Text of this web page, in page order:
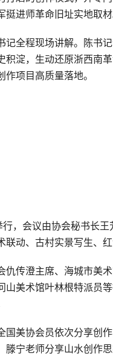
进师革命旧址实地取材
全程现场讲解。陈书
淀，生动还原浙西南
项目高质量落地。
，会议由协会秘书长
动、古村实景写生、
传澄主席、海城市美
美术馆叶林根特派员
美协会员依次分享创
宁老师分享山水创作